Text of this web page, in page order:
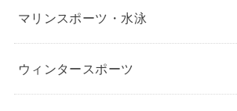
マリンスポーツ・水泳
ウィンタースポーツ